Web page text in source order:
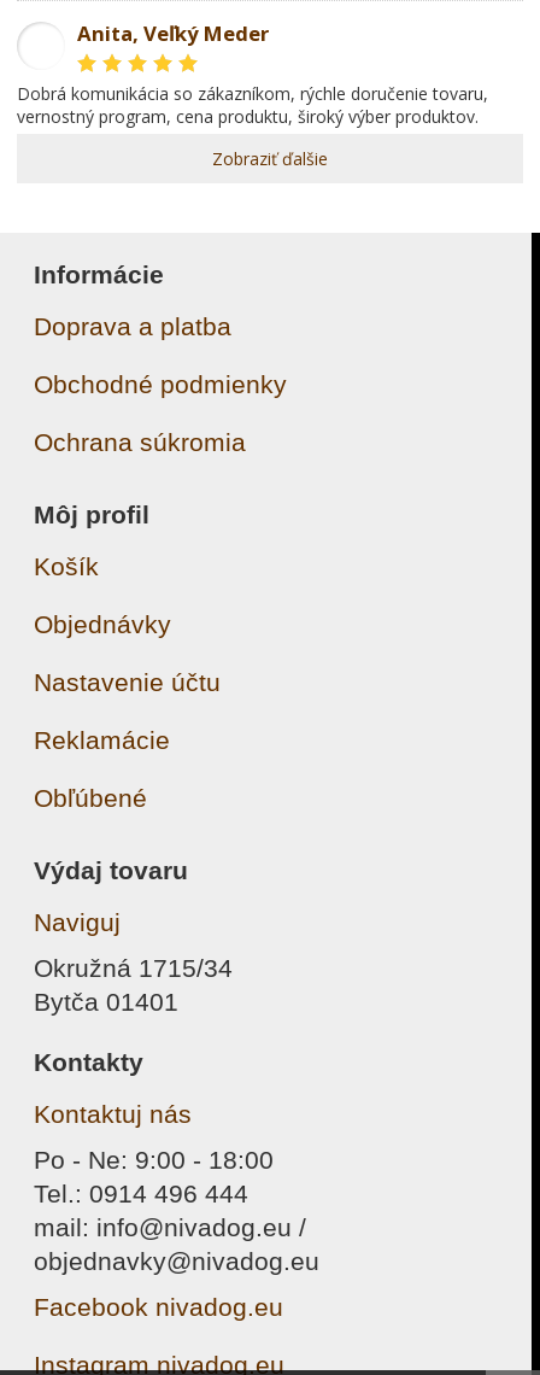
Anita, Veľký Meder
dobrá komunikácia so zákazníkom, rýchle doručenie tovaru,
vernostný program, cena produktu, široký výber produktov.
Zobraziť ďalšie
Informácie
Doprava a platba
Obchodné podmienky
Ochrana súkromia
Môj profil
Košík
Objednávky
Nastavenie účtu
Reklamácie
Obľúbené
Výdaj tovaru
Naviguj
Okružná 1715/34
Bytča 01401
Kontakty
Kontaktuj nás
Po - Ne: 9:00 - 18:00
Tel.: 0914 496 444
mail: info@nivadog.eu /
objednavky@nivadog.eu
Facebook nivadog.eu
Instagram nivadog.eu